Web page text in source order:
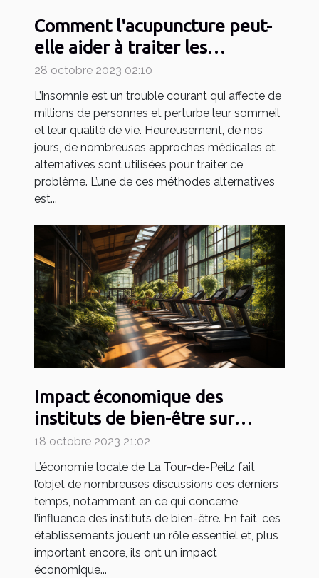
Comment l'acupuncture peut-
elle aider à traiter les
problèmes d'insomnie ?
28 octobre 2023 02:10
L’insomnie est un trouble courant qui affecte de
millions de personnes et perturbe leur sommeil
et leur qualité de vie. Heureusement, de nos
jours, de nombreuses approches médicales et
alternatives sont utilisées pour traiter ce
problème. L’une de ces méthodes alternatives
est...
Impact économique des
instituts de bien-être sur
l'économie locale de La Tour-
de-Peilz
18 octobre 2023 21:02
L’économie locale de La Tour-de-Peilz fait
l’objet de nombreuses discussions ces derniers
temps, notamment en ce qui concerne
l’influence des instituts de bien-être. En fait, ces
établissements jouent un rôle essentiel et, plus
important encore, ils ont un impact
économique...